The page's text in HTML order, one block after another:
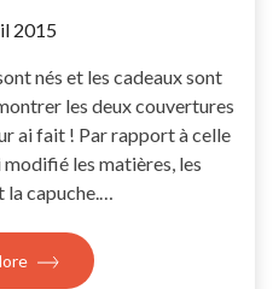
2015
nés et les cadeaux sont
les deux couvertures
ai fait ! Par rapport à celle
les matières, les
la capuche.…